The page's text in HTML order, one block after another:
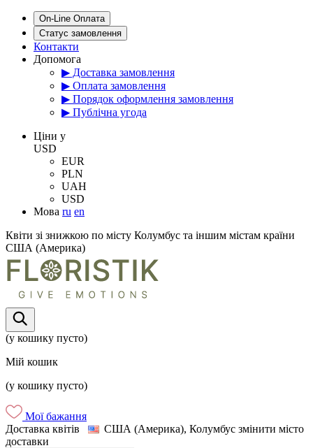
On-Line Оплата
Статус замовлення
Контакти
Допомога
▶ Доставка замовлення
▶ Оплата замовлення
▶ Порядок оформлення замовлення
▶ Публічна угода
Цiни у
USD
EUR
PLN
UAH
USD
Мова ru en
Квіти зі знижкою по місту Колумбус та іншим містам країни
США (Америка)
(у кошику пусто)
Мій кошик
(у кошику пусто)
Мої бажання
Доставка квітів
США (Америка), Колумбус змінити місто
доставки